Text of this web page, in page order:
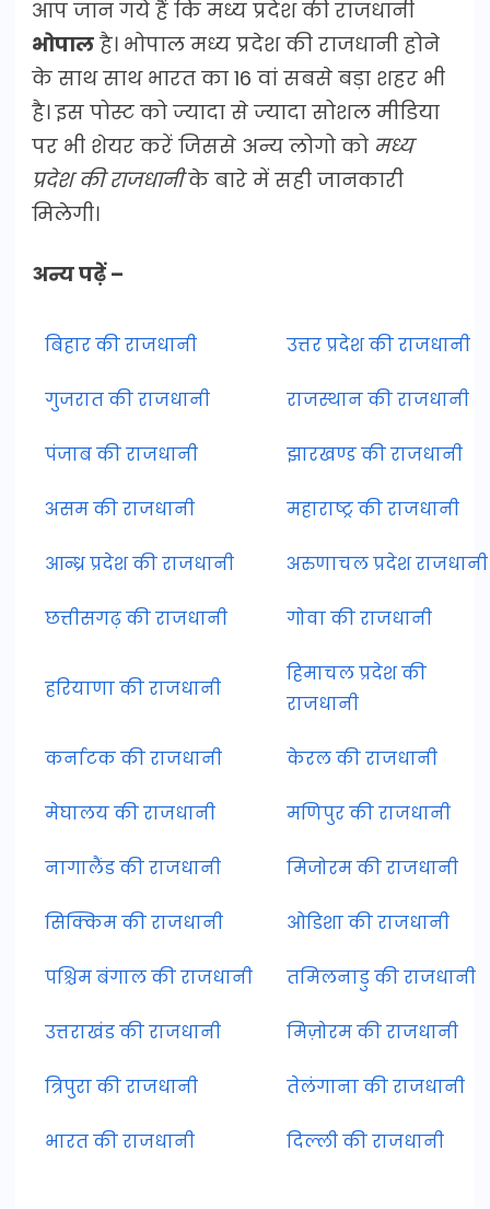
आप जान गये हैं कि मध्य प्रदेश की राजधानी
भोपाल है। भोपाल मध्य प्रदेश की राजधानी होने
के साथ साथ भारत का 16 वां सबसे बड़ा शहर भी
है। इस पोस्ट को ज्यादा से ज्यादा सोशल मीडिया
पर भी शेयर करें जिससे अन्य लोगो को मध्य
प्रदेश की राजधानीके बारे में सही जानकारी
मिलेगी।
अन्य पढ़ें –
बिहार की राजधानी उत्तर प्रदेश की राजधानी
गुजरात की राजधानी राजस्थान की राजधानी
पंजाब की राजधानी झारखण्ड की राजधानी
असम की राजधानी महाराष्ट्र की राजधानी
आन्ध्र प्रदेश की राजधानी अरुणाचल प्रदेश राजधानी
छत्तीसगढ़ की राजधानी गोवा की राजधानी
हरियाणा की राजधानी
हिमाचल प्रदेश की
राजधानी
कर्नाटक की राजधानी केरल की राजधानी
मेघालय की राजधानी मणिपुर की राजधानी
नागालैंड की राजधानी मिजोरम की राजधानी
सिक्किम की राजधानी ओडिशा की राजधानी
पश्चिम बंगाल की राजधानी तमिलनाडु की राजधानी
उत्तराखंड की राजधानी मिज़ोरम की राजधानी
त्रिपुरा की राजधानी तेलंगाना की राजधानी
भारत की राजधानी दिल्ली की राजधानी